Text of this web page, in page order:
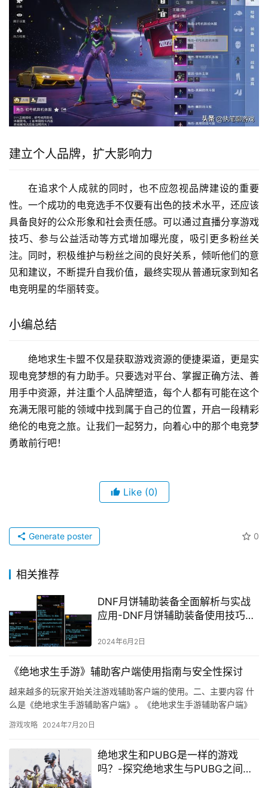
建立个人品牌，扩大影响力
在追求个人成就的同时，也不应忽视品牌建设的重要
性。一个成功的电竞选手不仅要有出色的技术水平，还应该
具备良好的公众形象和社会责任感。可以通过直播分享游戏
技巧、参与公益活动等方式增加曝光度，吸引更多粉丝关
注。同时，积极维护与粉丝之间的良好关系，倾听他们的意
见和建议，不断提升自我价值，最终实现从普通玩家到知名
电竞明星的华丽转变。
小编总结
绝地求生卡盟不仅是获取游戏资源的便捷渠道，更是实
现电竞梦想的有力助手。只要选对平台、掌握正确方法、善
用手中资源，并注重个人品牌塑造，每个人都有可能在这个
充满无限可能的领域中找到属于自己的位置，开启一段精彩
绝伦的电竞之旅。让我们一起努力，向着心中的那个电竞梦
勇敢前行吧！
Like (0)
0
Generate poster
相关推荐
DNF月饼辅助装备全面解析与实战
应用-DNF月饼辅助装备使用技巧与
2024年6月2日
《绝地求生手游》辅助客户端使用指南与安全性探讨
越来越多的玩家开始关注游戏辅助客户端的使用。二、主要内容 什
么是《绝地求生手游辅助客户端》。《绝地求生手游辅助客户端》
游戏攻略 2024年7月20日
绝地求生和PUBG是一样的游戏
吗？-探究绝地求生与PUBG之间的